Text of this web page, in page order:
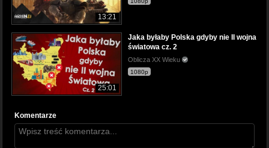
13:21
25:01
Jaka byłaby Polska gdyby nie II wojna
światowa cz. 2
Oblicza XX Wieku
1080p
Komentarze